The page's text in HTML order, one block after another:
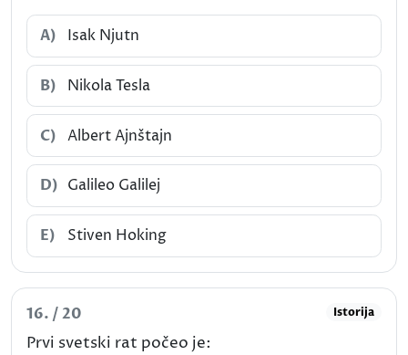
A) Isak Njutn
B) Nikola Tesla
C) Albert Ajnštajn
D) Galileo Galilej
E) Stiven Hoking
16. / 20 Istorija
Prvi svetski rat počeo je: